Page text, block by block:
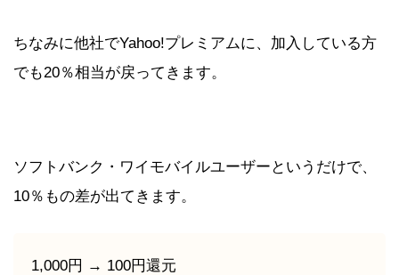
ちなみに他社でYahoo!プレミアムに、加入している方
でも20％相当が戻ってきます。
ソフトバンク・ワイモバイルユーザーというだけで、
10％もの差が出てきます。
1,000円 → 100円還元